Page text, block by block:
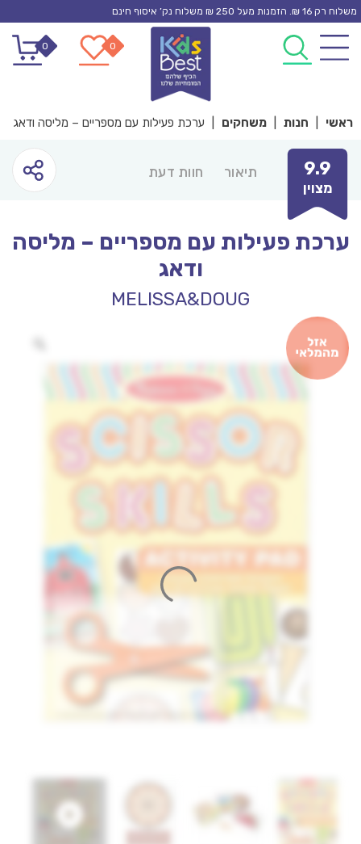
Skip
content
משלוח רק 16 ₪. הזמנות מעל 250 ₪ משלוח נק’ איסוף חינם
0
0
ראשי חנות משחקים ערכת פעילות עם מספריים – מליסה ודאג
9.9
מצוין
תיאור חוות דעת
ערכת פעילות עם מספריים – מליסה
ודאג
MELISSA&DOUG